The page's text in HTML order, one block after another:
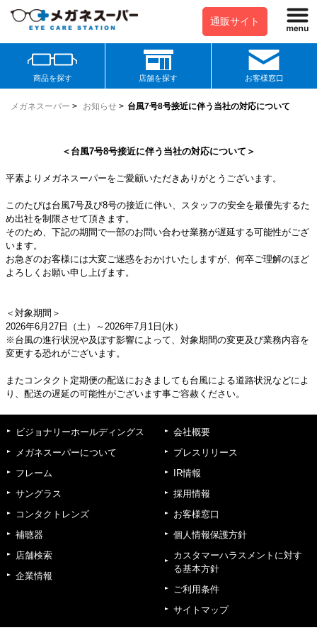
通販サイト
商品を探す 店舗を探す お客様窓口
メガネスーパー > お知らせ > 台風7号8号接近に伴う当社の対応について
＜台風7号8号接近に伴う当社の対応について＞
平素よりメガネスーパーをご愛顧いただきありがとうございます。
このたびは台風7号及び8号の接近に伴い、スタッフの安全を最優先するた
め出社を制限させて頂きます。
そのため、下記の期間で一部のお問い合わせ業務が遅延する可能性がござ
います。
お急ぎのお客様には大変ご迷惑をおかけいたしますが、何卒ご理解のほど
よろしくお願い申し上げます。
＜対象期間＞
2026年6月27日（土）～2026年7月1日(水）
※台風の進行状況や及ぼす影響によって、対象期間の変更及び業務内容を
変更する恐れがございます。
またコンタクト定期便の配送におきましても台風による道路状況などによ
り、配送の遅延の可能性がございます事ご容赦ください。
ビジョナリーホールディングス
メガネスーパーについて
フレーム
サングラス
コンタクトレンズ
補聴器
店舗検索
企業情報
会社概要
プレスリリース
IR情報
採用情報
お客様窓口
個人情報保護方針
カスタマーハラスメントに対す
る基本方針
ご利用条件
サイトマップ